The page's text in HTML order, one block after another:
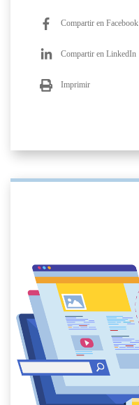
Compartir en Facebook
Compartir en LinkedIn
Imprimir